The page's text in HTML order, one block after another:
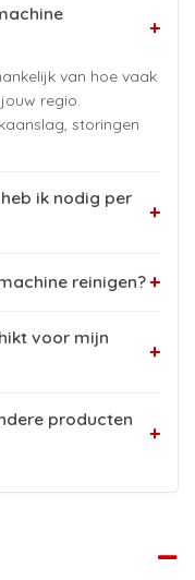
+
van hoe vaak
regio.
storingen
ik nodig per
+
reinigen?+
voor mijn
+
producten
+